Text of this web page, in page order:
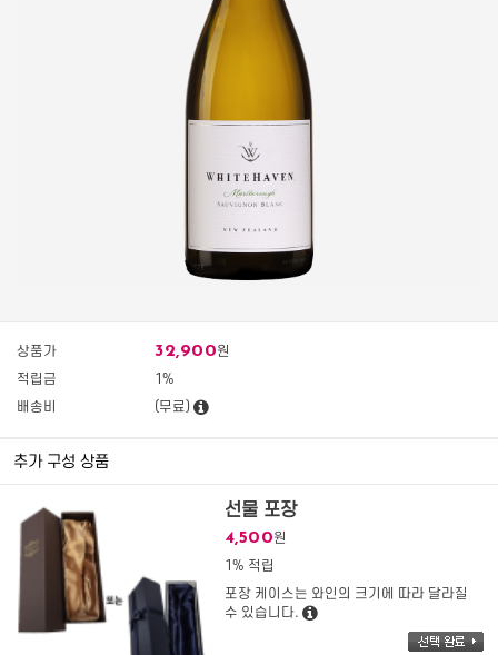
상품가 32,900원
적립금
1%
배송비
(무료)
추가 구성 상품
선물 포장
4,500원
1% 적립
포장 케이스는 와인의 크기에 따라 달라질
수 있습니다.